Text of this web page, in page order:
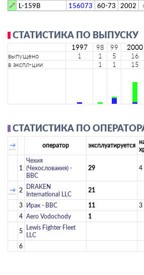
L-159B
156073 60-73 2002
СТАТИСТИКА ПО ВЫПУСКУ
1997 98 99 2000
выпущено
1 1 5 16
в экспл-ции
1 1 15
СТАТИСТИКА ПО
→ оператор эксплуатируется
1
Чехия
(Чехословакия) -
ВВС
29 4
→ 2 DRAKEN
International LLC
21
3 Ирак - ВВС 11 3
4 Aero Vodochody 1
5 Lewis Fighter Fleet
LLC
6